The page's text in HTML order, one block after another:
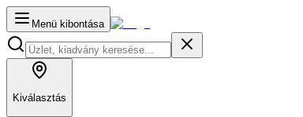
Menü kibontása
Kiválasztás